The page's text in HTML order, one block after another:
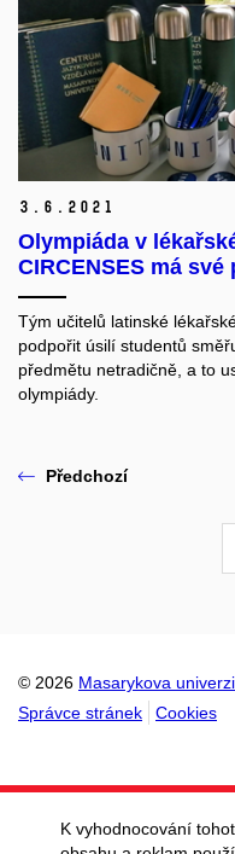
3. 6. 2021
Olympiáda v
CIRCENSES má
Tým učitelů latinské
podpořit úsilí studentů
předmětu netradičně, a to
olympiády.
Předchozí
© 2026 Masarykova
Správce stránek
Cookies
K vyhodnocování